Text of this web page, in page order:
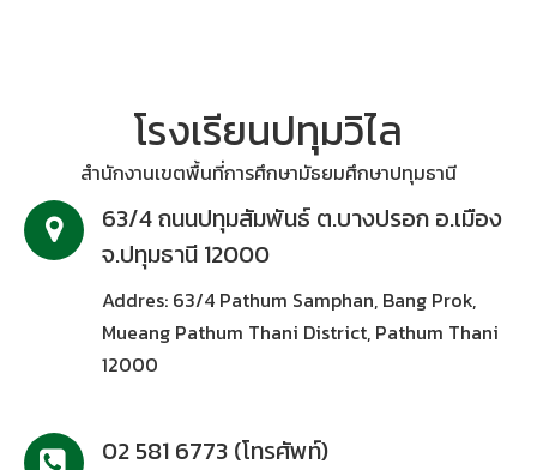
โรงเรียนปทุมวิไล
สำนักงานเขตพื้นที่การศึกษามัธยมศึกษาปทุมธานี
63/4 ถนนปทุมสัมพันธ์ ต.บางปรอก อ.เมือง
จ.ปทุมธานี 12000
Addres: 63/4 Pathum Samphan, Bang Prok,
Mueang Pathum Thani District, Pathum Thani
12000
02 581 6773 (โทรศัพท์)